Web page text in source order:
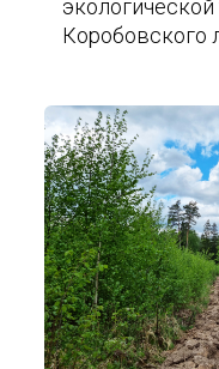
Коробовского